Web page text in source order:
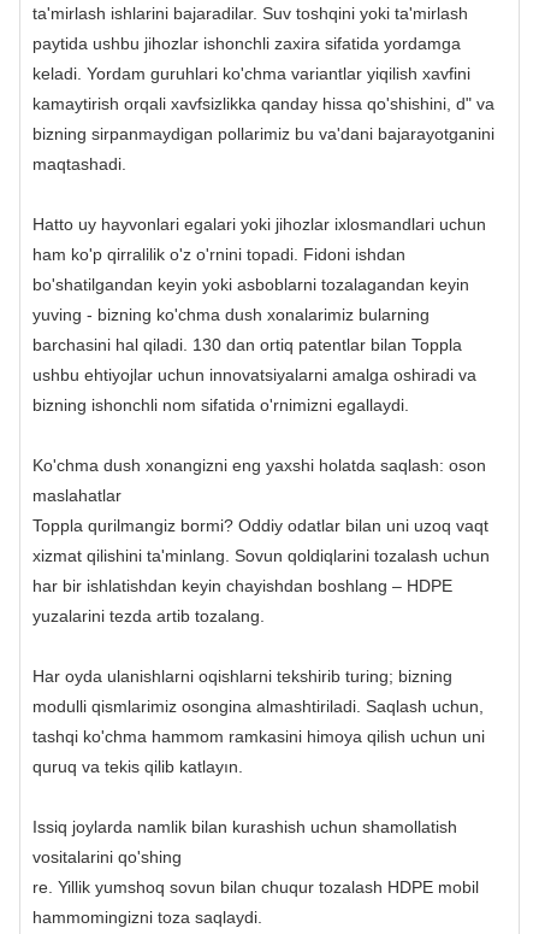
ta'mirlash ishlarini bajaradilar. Suv toshqini yoki ta'mirlash
paytida ushbu jihozlar ishonchli zaxira sifatida yordamga
keladi. Yordam guruhlari ko'chma variantlar yiqilish xavfini
kamaytirish orqali xavfsizlikka qanday hissa qo'shishini, d" va
bizning sirpanmaydigan pollarimiz bu va'dani bajarayotganini
maqtashadi.
Hatto uy hayvonlari egalari yoki jihozlar ixlosmandlari uchun
ham ko'p qirralilik o'z o'rnini topadi. ​​Fidoni ishdan
bo'shatilgandan keyin yoki asboblarni tozalagandan keyin
yuving - bizning ko'chma dush xonalarimiz bularning
barchasini hal qiladi. 130 dan ortiq patentlar bilan Toppla
ushbu ehtiyojlar uchun innovatsiyalarni amalga oshiradi va
bizning ishonchli nom sifatida o'rnimizni egallaydi.
Ko'chma dush xonangizni eng yaxshi holatda saqlash: oson
maslahatlar
Toppla qurilmangiz bormi? Oddiy odatlar bilan uni uzoq vaqt
xizmat qilishini ta'minlang. Sovun qoldiqlarini tozalash uchun
har bir ishlatishdan keyin chayishdan boshlang – HDPE
yuzalarini tezda artib tozalang.
Har oyda ulanishlarni oqishlarni tekshirib turing; bizning
modulli qismlarimiz osongina almashtiriladi. Saqlash uchun,
tashqi ko'chma hammom ramkasini himoya qilish uchun uni
quruq va tekis qilib katlayın.
Issiq joylarda namlik bilan kurashish uchun shamollatish
vositalarini qo'shing
re. Yillik yumshoq sovun bilan chuqur tozalash HDPE mobil
hammomingizni toza saqlaydi.